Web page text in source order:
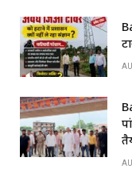
c
e
b
o
o
k
at
s
A
p
p
k
e
n